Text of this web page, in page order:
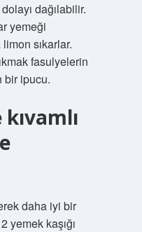
dağılabilir.
yemeği
sıkarlar.
fasulyelerin
bir ipucu.
daha iyi bir
yemek kaşığı